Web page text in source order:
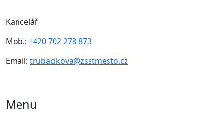
Kancelář
Mob.: +420 702 278 873
Email: trubacikova@zsstmesto.cz
Menu